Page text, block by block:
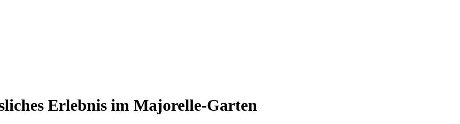
Erlebnis im Majorelle-Garten